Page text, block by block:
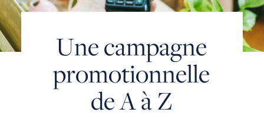
EXPLICATIONS SUR LES CAMPAGNES
PROMOTIONNELLES
QU’EST-CE QU’UNE CAMPAGNE DE PROMOTION DES
VENTES?
LES AVANTAGES DE LA PROMOTION DES VENTES
MAÎTRISE DES RISQUES FINANCIERS
Unecampagne
promotionnelle
deAàZ